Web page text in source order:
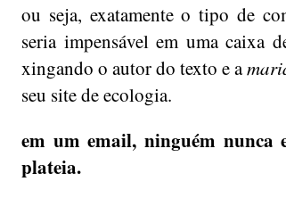
ou seja, exatamente o tipo de
seria impensável em uma caixa
xingando o autor do texto e a
seu site de ecologia.
em um email, ninguém nunca
plateia.